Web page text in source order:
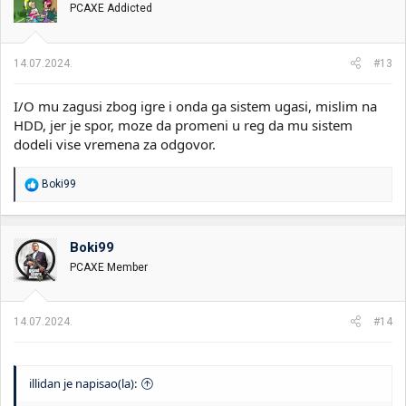
najnormalnije, samo se cuje zvuk kao kad se ukljuci/iskljuci USB u
racunar i nakon toga nastaju artifekti na monitoru i igrica se
povezivanja sata kabla na maticnoj, radilo sve do juce kada je
Viewera da vidite.
a
n
:
PCAXE Addicted
14.07.2024. #13
I/O mu zagusi zbog igre i onda ga sistem ugasi, mislim na
HDD, jer je spor, moze da promeni u reg da mu sistem
dodeli vise vremena za odgovor.
R
o
v
a
n
:
Boki99
Boki99
PCAXE Member
14.07.2024. #14
illidan je napisao(la):